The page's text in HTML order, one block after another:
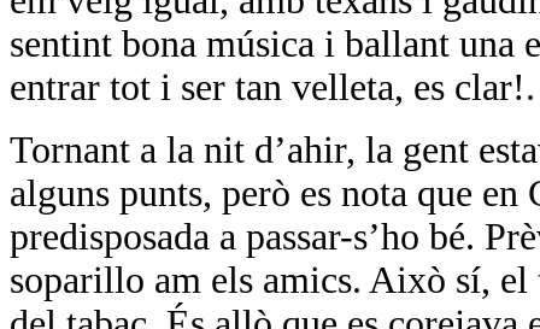
sentint bona música i ballant una
entrar tot i ser tan velleta, es clar!.
Tornant a la nit d’ahir, la gent
alguns punts, però es nota que en
predisposada a passar-s’ho bé.
soparillo am els amics. Això sí,